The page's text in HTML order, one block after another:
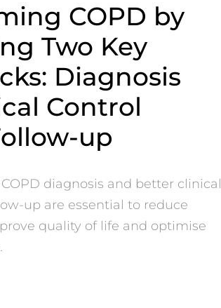
COPD by
Two Key
Diagnosis
Control
up
diagnosis and better clinical
up are essential to reduce
quality of life and optimise